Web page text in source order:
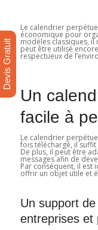
Le calendrier
économique pour
modèles classiques, il
peut être utilisé
respectueux de
Un
facile à
Le calendrier
fois téléchargé, il
De plus, il peut être
messages afin de
Par conséquent, il est
offrir un objet utile et
Un support
entreprises et
Devis Gratuit